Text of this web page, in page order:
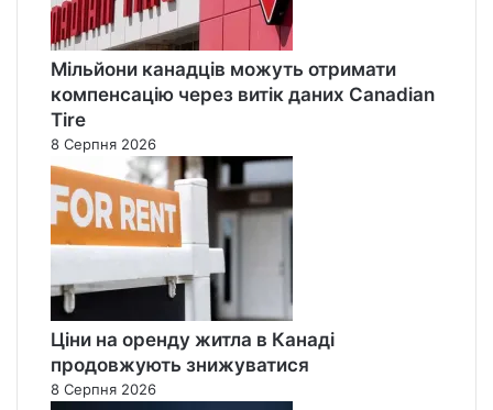
Мільйони канадців можуть отримати
компенсацію через витік даних Canadian
Tire
8 Серпня 2026
Ціни на оренду житла в Канаді
продовжують знижуватися
8 Серпня 2026